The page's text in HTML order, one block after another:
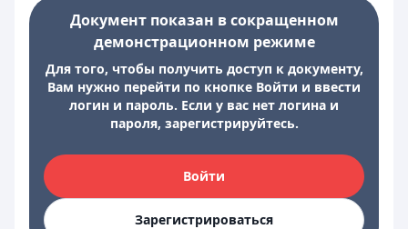
Документ показан в сокращенном
демонстрационном режиме
Для того, чтобы получить доступ к документу,
Вам нужно перейти по кнопке Войти и ввести
логин и пароль. Если у вас нет логина и
пароля, зарегистрируйтесь.
Войти
Зарегистрироваться